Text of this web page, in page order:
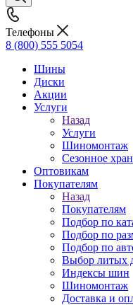
Телефоны
8 (800) 555 5054
Шины
Диски
Акции
Услуги
Назад
Услуги
Шиномонтаж
Сезонное
Оптовикам
Покупателям
Назад
Покупателям
Подбор по
Подбор по
Подбор по
Выбор литых
Индексы шин
Шиномонтаж
Доставка и